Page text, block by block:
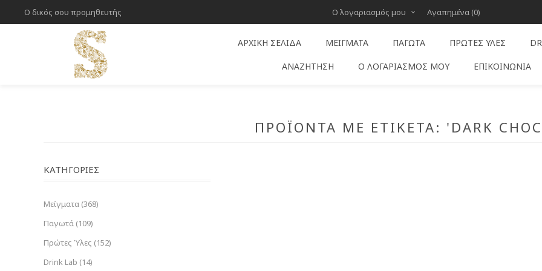
Ο δικός σου προμηθευτής Ο λογαριασμός μου Αγαπημένα (0)
ΑΡΧΙΚΉ ΣΕΛΊΔΑ ΜΕΊΓΜΑΤΑ ΠΑΓΩΤΆ ΠΡΏΤΕΣ ΎΛΕΣ
ΑΝΑΖΉΤΗΣΗ Ο ΛΟΓΑΡΙΑΣΜΌΣ ΜΟΥ ΕΠΙΚΟΙΝΩΝΊΑ
ΠΡΟΪΌΝΤΑ ΜΕ ΕΤΙΚΈΤΑ: 'DARK
ΚΑΤΗΓΟΡΊΕΣ
Μείγματα (368)
Παγωτά (109)
Πρώτες Ύλες (152)
Drink Lab (14)